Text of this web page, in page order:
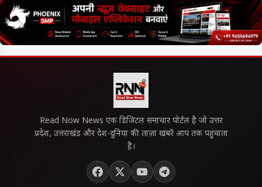
Read Now News एक डिजिटल समाचार पोर्टल है जो उत्तर
प्रदेश, उत्तराखंड और देश-दुनिया की ताज़ा खबरें आप तक पहुंचाता
है।